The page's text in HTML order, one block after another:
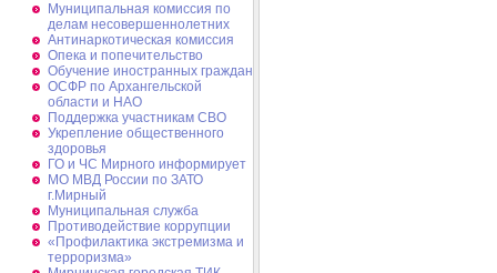
Муниципальная комиссия по
делам несовершеннолетних
Антинаркотическая комиссия
Опека и попечительство
Обучение иностранных граждан
ОСФР по Архангельской
области и НАО
Поддержка участникам СВО
Укрепление общественного
здоровья
ГО и ЧС Мирного информирует
МО МВД России по ЗАТО
г.Мирный
Муниципальная cлужба
Противодействие коррупции
«Профилактика экстремизма и
терроризма»